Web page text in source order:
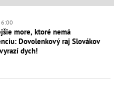
more, ktoré nemá
Dovolenkový raj Slovákov
dych!